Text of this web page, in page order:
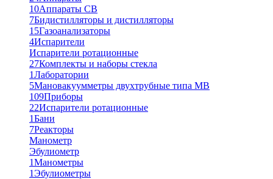
10Аппараты СВ
7Бидистилляторы и дистилляторы
15Газоанализаторы
4Испарители
Испарители ротационные
27Комплекты и наборы стекла
1Лаборатории
5Мановакуумметры двухтрубные типа МВ
109Приборы
22Испарители ротационные
1Бани
7Реакторы
Манометр
Эбулиометр
1Манометры
1Эбулиометры